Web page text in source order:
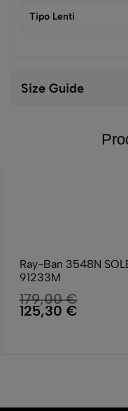
Tipo Lenti
Size Guide
Ray-Ban 3548N
91233M
179,00€
125,30 €